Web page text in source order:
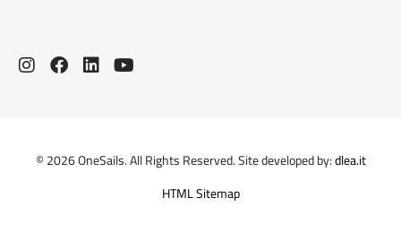
© 2026 OneSails. All Rights Reserved. Site developed by:dlea.it
HTML Sitemap